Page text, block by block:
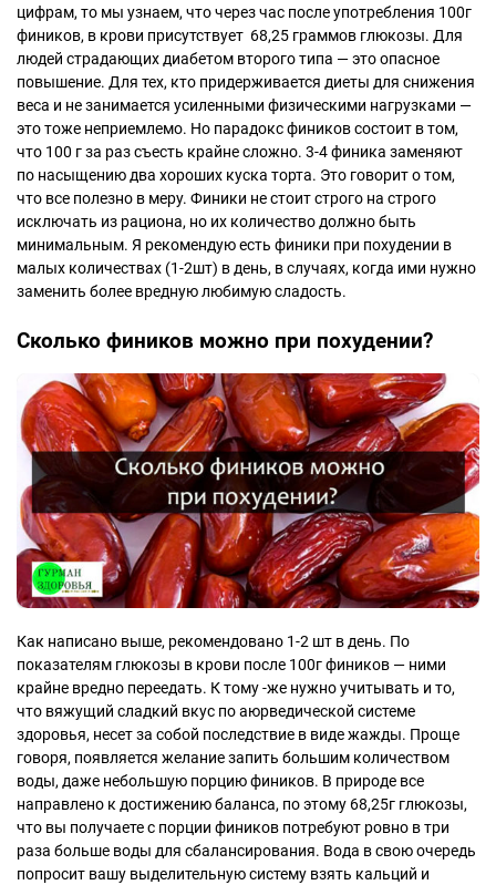
цифрам, то мы узнаем, что через час после употребления 100г
фиников, в крови присутствует 68,25 граммов глюкозы. Для
людей страдающих диабетом второго типа — это опасное
повышение. Для тех, кто придерживается диеты для снижения
веса и не занимается усиленными физическими нагрузками —
это тоже неприемлемо. Но парадокс фиников состоит в том,
что 100 г за раз съесть крайне сложно. 3-4 финика заменяют
по насыщению два хороших куска торта. Это говорит о том,
что все полезно в меру. Финики не стоит строго на строго
исключать из рациона, но их количество должно быть
минимальным. Я рекомендую есть финики при похудении в
малых количествах (1-2шт) в день, в случаях, когда ими нужно
заменить более вредную любимую сладость.
Сколько фиников можно при похудении?
Как написано выше, рекомендовано 1-2 шт в день. По
показателям глюкозы в крови после 100г фиников — ними
крайне вредно переедать. К тому -же нужно учитывать и то,
что вяжущий сладкий вкус по аюрведической системе
здоровья, несет за собой последствие в виде жажды. Проще
говоря, появляется желание запить большим количеством
воды, даже небольшую порцию фиников. В природе все
направлено к достижению баланса, по этому 68,25г глюкозы,
что вы получаете с порции фиников потребуют ровно в три
раза больше воды для сбалансирования. Вода в свою очередь
попросит вашу выделительную систему взять кальций и